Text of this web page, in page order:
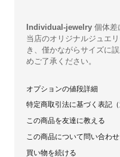
Individual-jewelry個体差
当店のオリジナルジュエ
き、僅かながらサイズに
めご了承ください。
オプションの値段詳細
特定商取引法に基づく表記（
この商品を友達に教える
この商品について問い合わ
買い物を続ける